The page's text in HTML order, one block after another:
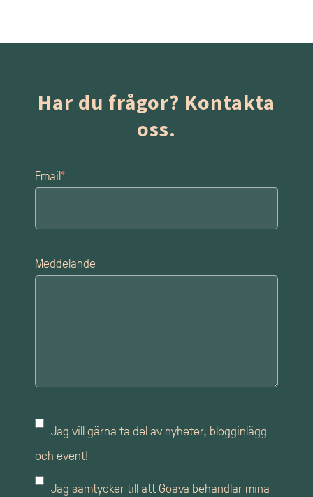
Har du frågor? Kontakta
oss.
Email*
Meddelande
Jag vill gärna ta del av nyheter, blogginlägg
och event!
Jag samtycker till att Goava behandlar mina